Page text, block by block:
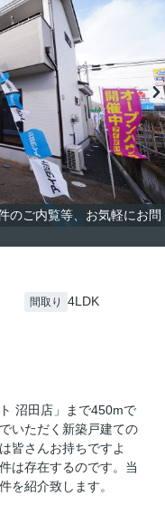
のご内覧等、お気軽にお問
間取り 4LDK
沼田店」まで450mで
いただく新築戸建ての
皆さんお持ちですよ
は存在するのです。当
を紹介致します。